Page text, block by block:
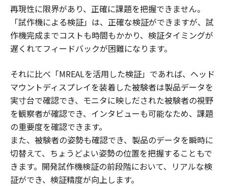
再現性に限界があり、正確に課題を把握できません。
「試作機による検証」は、正確な検証ができますが、試
作機完成までコストも時間もかかり、検証タイミングが
遅くれてフィードバックが困難になります。
それに比べ「MREALを活用した検証」であれば、ヘッド
マウントディスプレイを装着した被験者は製品データを
実寸台で確認でき、モニタに映しだされた被験者の視野
を観察者が確認でき、インタビューも可能なため、課題
の重要度を確認できます。
また、被験者の姿勢も確認でき、製品のデータを瞬時に
切替えて、ちょうどよい姿勢の位置を把握することもで
きます。開発試作機検証の前段階において、リアルな検
証ができ、検証精度が向上します。